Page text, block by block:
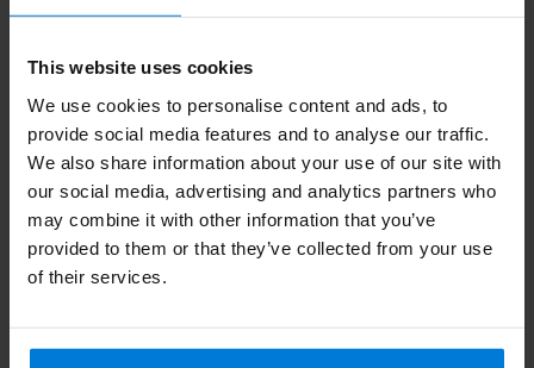
This website uses cookies
We use cookies to personalise content and ads, to
provide social media features and to analyse our traffic.
We also share information about your use of our site with
our social media, advertising and analytics partners who
may combine it with other information that you’ve
provided to them or that they’ve collected from your use
of their services.
Monocryl-Naht 4-0 (FS-
Deliverytime